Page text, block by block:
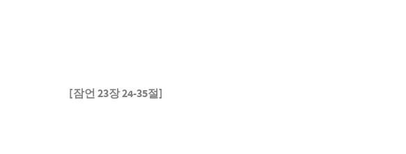
[잠언 23장24-35절]